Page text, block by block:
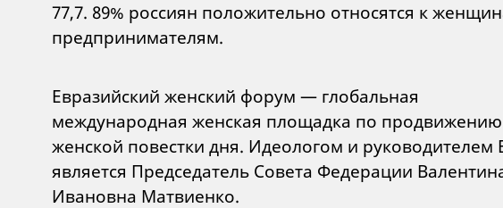
77,7. 89% россиян положительно относятся к
предпринимателям.
Евразийский женский форум — глобальная
международная женская площадка по продвижению
женской повестки дня. Идеологом и
является Председатель Совета Федерации
Ивановна Матвиенко.